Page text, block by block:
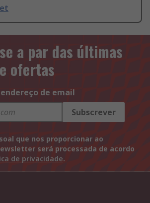
a par das últimas
ofertas
de email
Subscrever
que nos proporcionar ao
será processada de acordo
de privacidade.